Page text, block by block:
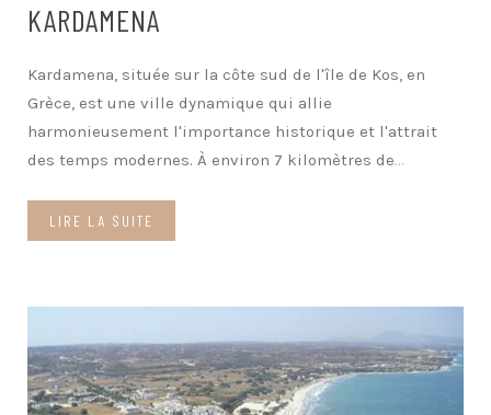
KARDAMENA
Kardamena, située sur la côte sud de l'île de Kos, en
Grèce, est une ville dynamique qui allie
harmonieusement l'importance historique et l'attrait
des temps modernes. À environ 7 kilomètres de...
LIRE LA SUITE